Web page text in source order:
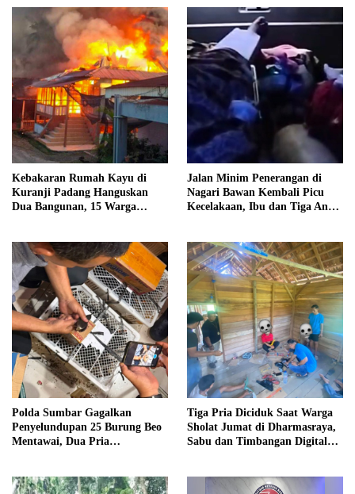
Kebakaran Rumah Kayu di
Kuranji Padang Hanguskan
Dua Bangunan, 15 Warga
Jalan Minim Penerangan di
Nagari Bawan Kembali Picu
Kecelakaan, Ibu dan Tiga Anak
Polda Sumbar Gagalkan
Penyelundupan 25 Burung Beo
Mentawai, Dua Pria
Tiga Pria Diciduk Saat Warga
Sholat Jumat di Dharmasraya,
Sabu dan Timbangan Digital